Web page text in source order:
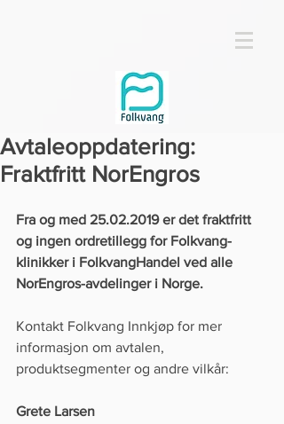
Avtaleoppdatering:
Fraktfritt NorEngros
Fra og med 25.02.2019 er det fraktfritt
og ingen ordretillegg for Folkvang-
klinikker i FolkvangHandel ved alle
NorEngros-avdelinger i Norge.
Kontakt Folkvang Innkjøp for mer
informasjon om avtalen,
produktsegmenter og andre vilkår:
Grete Larsen